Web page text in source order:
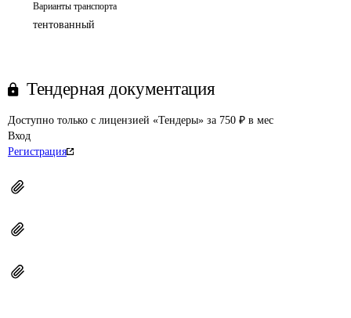
Варианты транспорта
тентованный
Тендерная документация
Доступно только с лицензией «Тендеры» за 750 ₽ в мес
Вход
Регистрация